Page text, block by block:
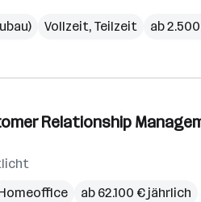
Vollzeit, Teilzeit ab
Relationship
ab 62.100 € jährlich